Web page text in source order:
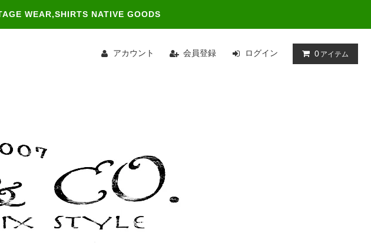
WEAR,SHIRTS NATIVE GOODS
アカウント 会員登録 ログイン 0 アイテム